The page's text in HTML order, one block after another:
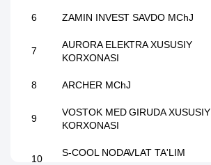
6 ZAMIN INVEST SAVDO MChJ
7
AURORA ELEKTRA XUSUSIY
KORXONASI
8 ARCHER MChJ
9
VOSTOK MED GIRUDA XUSUSIY
KORXONASI
10
S-COOL NODAVLAT TA'LIM